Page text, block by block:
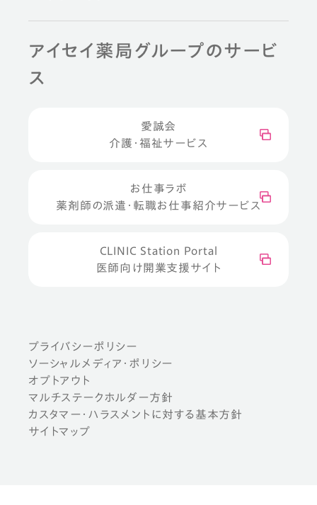
アイセイ薬局グループのサービ
ス
愛誠会
介護・福祉サービス
お仕事ラボ
薬剤師の派遣・転職お仕事紹介サービス
CLINIC Station Portal
医師向け開業支援サイト
プライバシーポリシー
ソーシャルメディア・ポリシー
オプトアウト
マルチステークホルダー方針
カスタマー・ハラスメントに対する基本方針
サイトマップ